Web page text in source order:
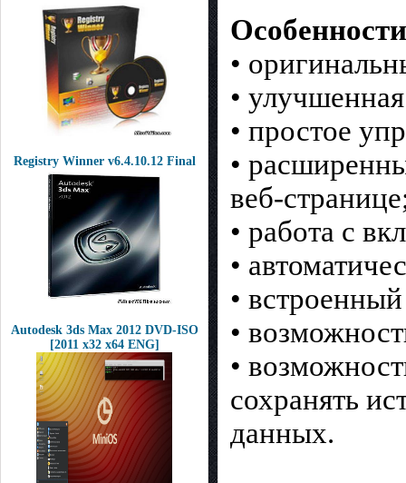
Registry Winner v6.4.10.12 Final
Autodesk 3ds Max 2012 DVD-ISO
[2011 x32 x64 ENG]
•
•
• простое
•
веб-
• работа с
•
•
•
•
сохранять
данных.